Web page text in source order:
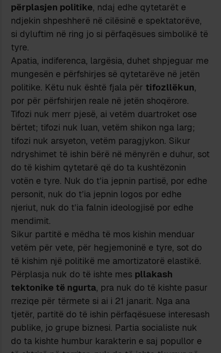
pёrplasjen politike, ndaj edhe qytetarёt e
ndjekin shpeshherё nё cilёsinё e spektatorёve,
si dyluftim nё ring jo si pёrfaqёsues simbolikё tё
tyre.
Apatia, indiferenca, largёsia, duhet shpjeguar me
mungesёn e pёrfshirjes sё qytetarёve nё jetёn
politike. Kёtu nuk ёshtё fjala pёr tifozllёkun,
por pёr pёrfshirjen reale nё jetёn shoqёrore.
Tifozi nuk merr pjesё, ai vetёm duartroket ose
bёrtet; tifozi nuk luan, vetёm shikon nga larg;
tifozi nuk arsyeton, vetёm paragjykon. Sikur
ndryshimet tё ishin bёrё nё mёnyrёn e duhur, sot
do tё kishim qytetarё qё do ta kushtёzonin
votёn e tyre. Nuk do t’ia jepnin partisё, por edhe
personit, nuk do t’ia jepnin logos por edhe
njeriut, nuk do t’ia falnin ideologjisё por edhe
mendimit.
Sikur partitё e mёdha tё mos kishin menduar
vetёm pёr vete, pёr hegjemoninё e tyre, sot do
tё kishim njё politikё me amortizatorё elastikё.
Pёrplasja nuk do tё ishte mes pllakash
tektonike tё ngurta, pra nuk do tё kishte pasur
rreziqe pёr tёrmete si ai i 21 janarit. Nga ana
tjetёr, partitё do tё ishin pёrfaqёsuese interesash
publike, jo grupe biznesi. Partia socialiste nuk
do ta kishte humbur karakterin e saj popullor e